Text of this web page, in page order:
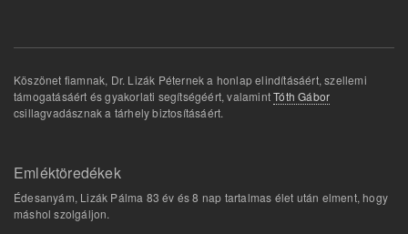
Köszönet fiamnak, Dr. Lizák Péternek a honlap elindításáért, szellemi
támogatásáért és gyakorlati segítségéért, valamintTóth Gábor
csillagvadásznak a tárhely biztosításáért.
Emléktöredékek
Édesanyám, Lizák Pálma 83 év és 8 nap tartalmas élet után elment, hogy
máshol szolgáljon.